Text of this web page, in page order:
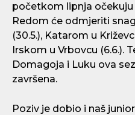
početkom lipnja
Redom će odmjeriti
(30.5.), Katarom u
Irskom u Vrbovcu (6.6.).
Domagoja i Luku ova
završena.
Poziv je dobio i naš junior